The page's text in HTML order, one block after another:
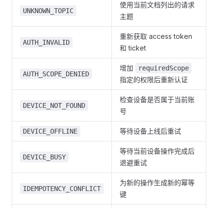
UNKNOWN_TOPIC
使用当前文档列出的请求
主题
AUTH_INVALID
重新获取 access token
和 ticket
AUTH_SCOPE_DENIED
增加 requiredScope
指定的权限后重新认证
DEVICE_NOT_FOUND
检查设备是否属于当前账
号
DEVICE_OFFLINE 等待设备上线后重试
DEVICE_BUSY
等待当前设备操作完成后
退避重试
IDEMPOTENCY_CONFLICT
为新的操作生成新的幂等
键